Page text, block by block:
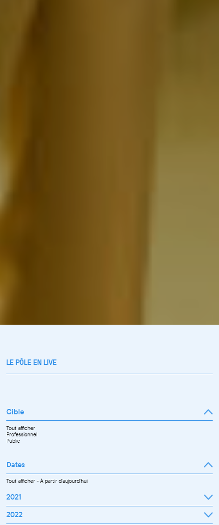
LE PÔLE EN LIVE
Cible
Tout afficher
Professionnel
Public
Dates
Tout afficher-À partir d'aujourd'hui
2021
Septembre
2022